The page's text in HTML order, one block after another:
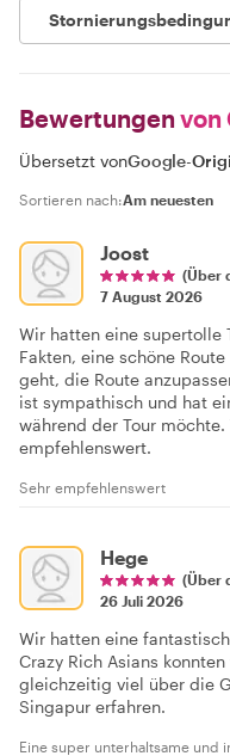
Bewertungen von
Übersetzt vonGoogle-
Sortieren nach:
Joost
(Über
7 August 2026
Wir hatten eine supertolle
Fakten, eine schöne
geht, die Route
ist sympathisch und hat
während der Tour
empfehlenswert.
Sehr empfehlenswert
Hege
(Über
26 Juli 2026
Wir hatten eine
Crazy Rich Asians
gleichzeitig viel über die
Singapur erfahren.
Eine super unterhaltsame und